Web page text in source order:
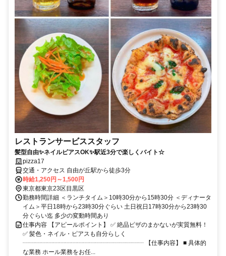
レストランサービススタッフ
髪型自由✨ネイルピアスOK✨駅近3分で楽しくバイト☆
pizza17
交通・アクセス 自由が丘駅から徒歩3分
時給1,250円～1,500円
東京都東京23区目黒区
勤務時間詳細 ＜ランチタイム＞10時30分から15時30分 ＜ディナータ
イム＞平日18時から23時30分ぐらい 土日祝日17時30分から23時30
分ぐらい迄 多少の変動時間あり
仕事内容 【アピールポイント】 ✅ 絶品ピザのまかないが実質無料！
✅ 髪色・ネイル・ピアスも自分らしく
┈┈┈┈┈┈┈┈┈┈┈┈┈┈┈┈┈┈┈┈ 【仕事内容】 ■ 具体的
な業務 ホール業務をお任...